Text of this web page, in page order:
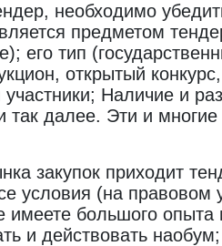
необходимо
предметом
его тип
открытый
участники; Наличие и
так далее. Эти и
закупок приходит
условия (на правовом
имеете большого
и действовать